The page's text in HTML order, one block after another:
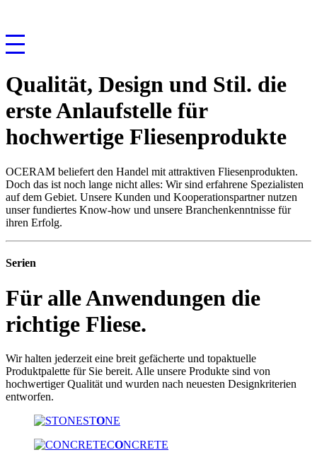
Qualität, Design und Stil. die
erste Anlaufstelle für
hochwertige Fliesenprodukte
OCERAM beliefert den Handel mit attraktiven Fliesenprodukten.
Doch das ist noch lange nicht alles: Wir sind erfahrene Spezialisten
auf dem Gebiet. Unsere Kunden und Kooperationspartner nutzen
unser fundiertes Know-how und unsere Branchenkenntnisse für
ihren Erfolg.
Serien
Für alle Anwendungen die
richtige Fliese.
Wir halten jederzeit eine breit gefächerte und topaktuelle
Produktpalette für Sie bereit. Alle unsere Produkte sind von
hochwertiger Qualität und wurden nach neuesten Designkriterien
entworfen.
STONE
CONCRETE